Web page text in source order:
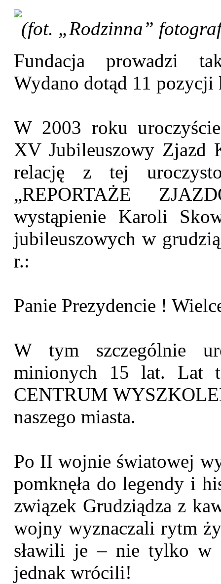
(fot. „Rodzinna”
Fundacja prowadzi
Wydano dotąd 11 pozycji
W 2003 roku
XV Jubileuszowy Zjazd
relację z tej
„REPORTAŻE
wystąpienie Karoli
jubileuszowych w
r.:
Panie Prezydencie !
W tym szczególnie
minionych 15 lat. Lat
CENTRUM
naszego miasta.
Po II wojnie światowej
pomknęła do legendy i
związek Grudziądza z
wojny wyznaczali rytm
sławili je – nie tylko w
jednak wrócili!